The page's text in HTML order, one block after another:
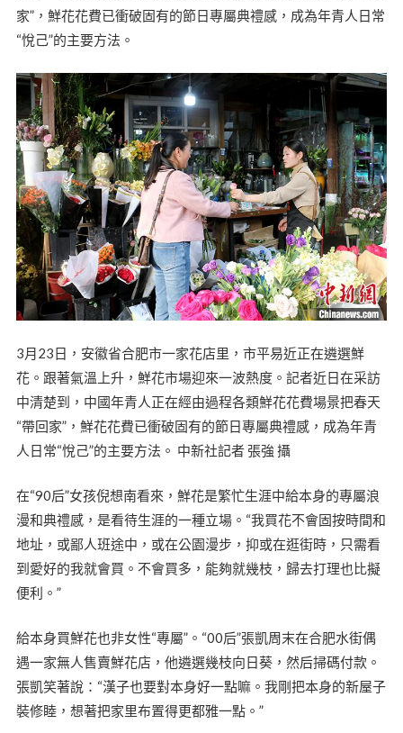
家”，鮮花花費已衝破固有的節日專屬典禮感，成為年青人日常
“悅己”的主要方法。
3月23日，安徽省合肥市一家花店里，市平易近正在遴選鮮
花。跟著氣溫上升，鮮花市場迎來一波熱度。記者近日在采訪
中清楚到，中國年青人正在經由過程各類鮮花花費場景把春天
“帶回家”，鮮花花費已衝破固有的節日專屬典禮感，成為年青
人日常“悅己”的主要方法。 中新社記者 張強 攝
在“90后”女孩倪想南看來，鮮花是繁忙生涯中給本身的專屬浪
漫和典禮感，是看待生涯的一種立場。“我買花不會固按時間和
地址，或鄙人班途中，或在公園漫步，抑或在逛街時，只需看
到愛好的我就會買。不會買多，能夠就幾枝，歸去打理也比擬
便利。”
給本身買鮮花也非女性“專屬”。“00后”張凱周末在合肥水街偶
遇一家無人售賣鮮花店，他遴選幾枝向日葵，然后掃碼付款。
張凱笑著說：“漢子也要對本身好一點嘛。我剛把本身的新屋子
裝修睦，想著把家里布置得更都雅一點。”